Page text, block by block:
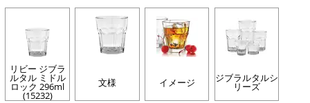
リビー ジブラ
ルタル ミドル
ロック 296ml
(15232)
文様 イメージ ジブラルタルシ
リーズ